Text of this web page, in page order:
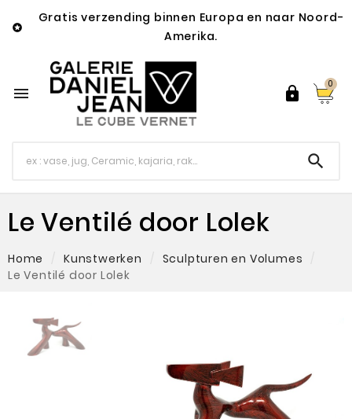

Gratis verzending binnen Europa en naar Noord-
Amerika.
 
0

Le Ventilé door Lolek
Home Kunstwerken
Sculpturen en Volumes
Le Ventilé door Lolek